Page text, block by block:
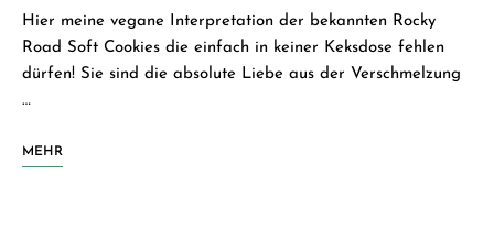
Hier meine vegane Interpretation der bekannten Rocky
Road Soft Cookies die einfach in keiner Keksdose fehlen
dürfen! Sie sind die absolute Liebe aus der Verschmelzung
…
MEHR